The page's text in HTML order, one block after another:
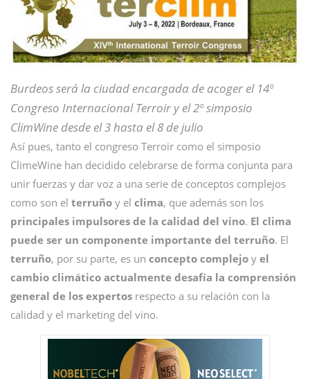
Burdeos será la ciudad encargada de acoger el 14º
Congreso Internacional Terroir y el 2º simposio
ClimWine desde el 3 hasta el 8 de julio
Así pues, tanto el congreso Terroir como el simposio
ClimeWine han decidido celebrarse de forma conjunta para
unir fuerzas y dar voz a una serie de conceptos complejos
como son el terruño y el clima, que además son los
principales impulsores de la calidad del vino. El clima
puede ser un componente importante del terruño. El
terruño, por su parte, es un concepto complejo y el
cambio climático actualmente desafía la comprensión
general de los expertos respecto a su relación con la
calidad y el marketing del vino.